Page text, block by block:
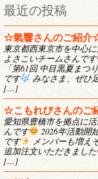
最近の投稿
☆氣響さんのご紹介
東京都西東京市を中心
よさこいチームさんです
「第61回 中目黒夏まつ
です
みなさま、ぜひ
[…]
☆こもれびさんのご
愛知県豊橋市を拠点に
んです
2026年活動開
です
メンバーも増え
追加注文いただきました
[…]